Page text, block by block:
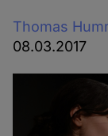
Thomas
08.03.2017